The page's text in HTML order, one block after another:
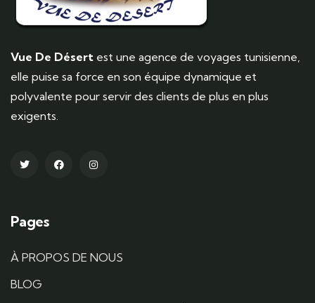
Vue De Désert est une agence de voyages tunisienne,
elle puise sa force en son équipe dynamique et
polyvalente pour servir des clients de plus en plus
exigents.
Pages
À PROPOS DE NOUS
BLOG